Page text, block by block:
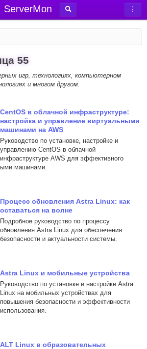
ServerMon
55
игр, технологиях, компьютерном
и многом другом.
CentOS в облачной инфраструктуре:
настройка и управление виртуальными
машинами на AWS
Руководство по установке, настройке и
управлению CentOS в облачной
инфраструктуре AWS для эффективного
машинами.
Процесс обновления Astra Linux: как
оставаться на волне
Подробное руководство по процессу
обновления Astra Linux для обеспечения
безопасности и актуальности системы.
Astra Linux и мобильные устройства
Руководство по установке и настройке Astra
Linux на мобильных устройствах для
повышения безопасности и эффективности
использования.
ALT Linux в образовательных